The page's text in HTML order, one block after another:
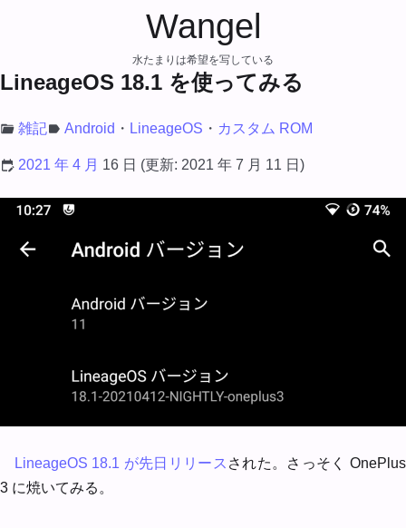
Wangel
水たまりは希望を写している
LineageOS 18.1 を使ってみる
雑記 Android LineageOS カスタム ROM
2021 年 4 月 16 日 (更新: 2021 年 7 月 11 日 )
LineageOS 18.1 が先日リリース された。さっそく OnePlus
3 に焼いてみる。